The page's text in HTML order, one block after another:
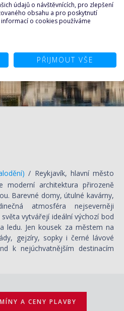
/ Reykjavík, hlavní město
moderní architektura přirozeně
Barevné domy, útulné kavárny,
atmosféra nejseverněji
vytvářejí ideální výchozí bod
ledu. Jen kousek za městem na
gejzíry, sopky i černé lávové
k nejúchvatnějším destinacím
A CENY PLAVBY
údajů o návštěvnících, pro zlepšení
obsahu a pro poskytnutí
o cookies používáme
PŘIJMOUT VŠE